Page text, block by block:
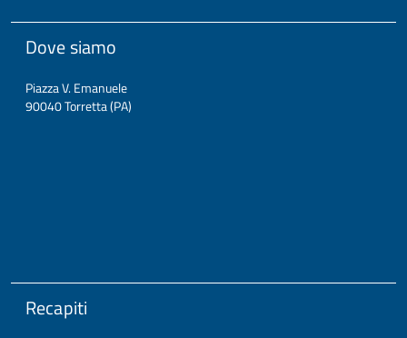
Dove siamo
Piazza V. Emanuele
90040 Torretta (PA)
Recapiti